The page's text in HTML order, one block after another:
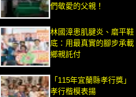
們敬愛的父親！
林國漳患肌腱炎、磨平鞋
底：用最真實的腳步承載
鄉親託付
「115年宜蘭縣孝行獎」
孝行楷模表揚